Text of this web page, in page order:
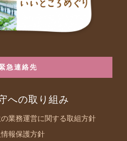
急連絡先
への取り組み
業務運営に関する取組方針
報保護方針